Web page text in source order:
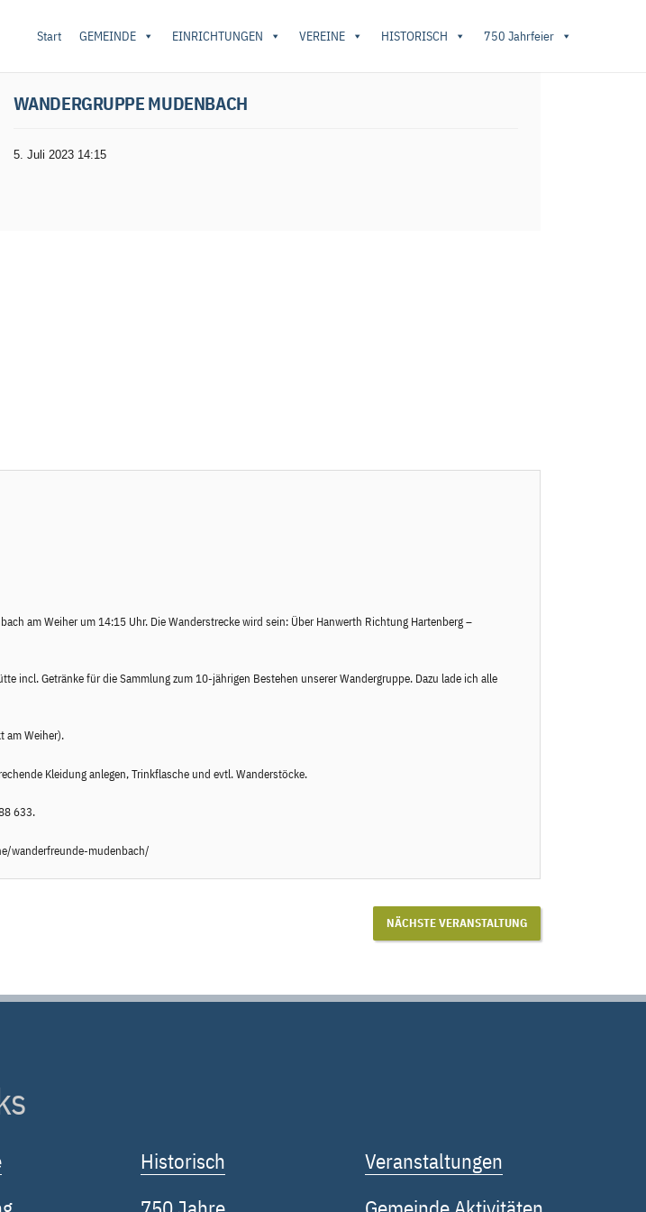
Start GEMEINDE EINRICHTUNGEN VEREINE HISTORISCH 750 Jahrfeier
WANDERGRUPPE MUDENBACH
5. Juli 2023 14:15
am Weiher um 14:15 Uhr. Die Wanderstrecke wird sein: Über Hanwerth Richtung Hartenberg –
Getränke für die Sammlung zum 10-jährigen Bestehen unserer Wandergruppe. Dazu lade ich alle
am Weiher).
Kleidung anlegen, Trinkflasche und evtl. Wanderstöcke.
633.
wanderfreunde-mudenbach/
NÄCHSTE VERANSTALTUNG
Historisch
Veranstaltungen